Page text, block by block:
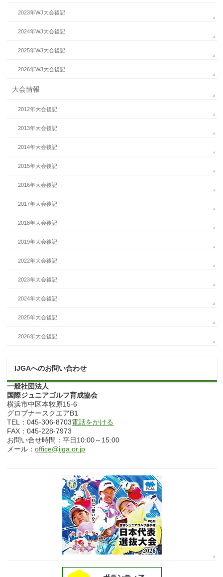
2023年WJ大会後記
2024年WJ大会後記
2025年WJ大会後記
2026年WJ大会後記
大会情報
2012年大会後記
2013年大会後記
2014年大会後記
2015年大会後記
2016年大会後記
2017年大会後記
2018年大会後記
2019年大会後記
2022年大会後記
2023年大会後記
2024年大会後記
2025年大会後記
2026年大会後記
IJGAへのお問い合わせ
一般社団法人
国際ジュニアゴルフ育成協会
横浜市中区本牧原15-6
グロブナースクエアB1
TEL：045-306-8703電話をかける
FAX：045-228-7973
お問い合せ時間：平日10:00～15:00
メール：office@ijga.or.jp